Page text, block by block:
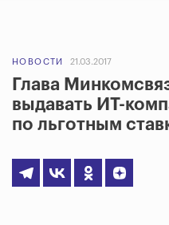
НОВОСТИ 21.03.2017
Глава
выдавать ИТ-
по льготным